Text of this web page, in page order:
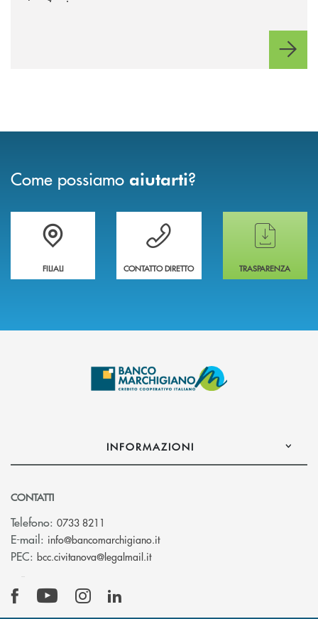
e sul relativo ecosistema
Come possiamo aiutarti?
Trova la filiale più vicina a te
FILIALI
Hai bisogno di assistenza immediata ?
CONTATTO DIRETTO
Hai bisogno di
TRASPARENZA
INFORMAZIONI
CONTATTI
Telefono: 0733 8211
E-mail: info@bancomarchigiano.it(si apre l’app di posta
PEC: bcc.civitanova@legalmail.it(si apre l’app di posta elettronica)